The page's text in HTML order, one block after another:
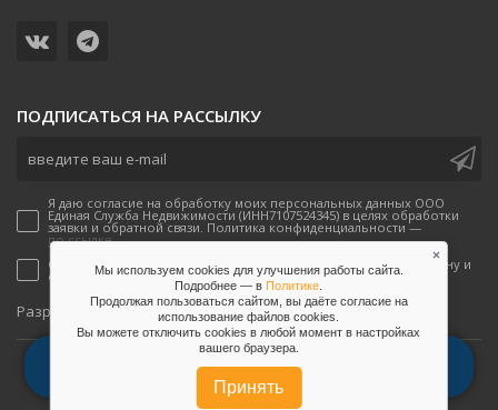
whatsapp
ПОДПИСАТЬСЯ НА РАССЫЛКУ
Я даю согласие на обработку моих персональных данных ООО
Единая Служба Недвижимости (ИНН7107524345) в целях обработки
заявки и обратной связи. Политика конфиденциальности —
по ссылке.
Согласен(-а) на получение рекламных предложений по телефону и
email от ООО Единая Служба Недвижимости
Разработаноonpeak
2026, Единая служба недвижимости
Соглашение на обработку данных
Мы используем cookies для улучшения работы сайта.
Подробнее — вПолитике
Продолжая пользоваться сайтом, вы даёте согласие на
использование файлов сookies.
Вы можете отключить сookies в любой момент в настройках
вашего браузера.
Принять
×